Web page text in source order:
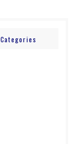
Categories